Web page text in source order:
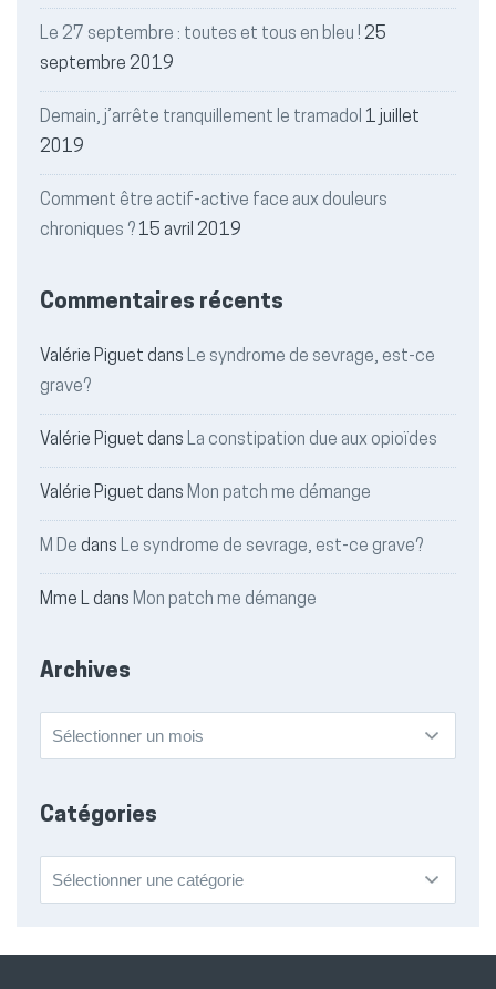
Le 27 septembre : toutes et tous en bleu ! 25
septembre 2019
Demain, j’arrête tranquillement le tramadol 1 juillet
2019
Comment être actif-active face aux douleurs
chroniques ? 15 avril 2019
Commentaires récents
Valérie Piguet dans Le syndrome de sevrage, est-ce
grave?
Valérie Piguet dans La constipation due aux opioïdes
Valérie Piguet dans Mon patch me démange
M De dans Le syndrome de sevrage, est-ce grave?
Mme Ldans Mon patch me démange
Archives
Archives
Catégories
Catégories